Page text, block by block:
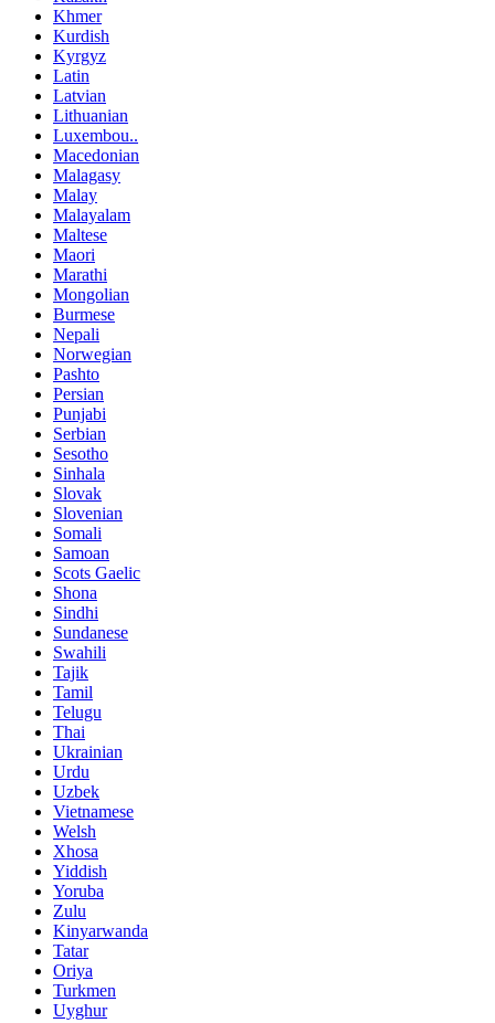
Khmer
Kurdish
Kyrgyz
Latin
Latvian
Lithuanian
Luxembou..
Macedonian
Malagasy
Malay
Malayalam
Maltese
Maori
Marathi
Mongolian
Burmese
Nepali
Norwegian
Pashto
Persian
Punjabi
Serbian
Sesotho
Sinhala
Slovak
Slovenian
Somali
Samoan
Scots Gaelic
Shona
Sindhi
Sundanese
Swahili
Tajik
Tamil
Telugu
Thai
Ukrainian
Urdu
Uzbek
Vietnamese
Welsh
Xhosa
Yiddish
Yoruba
Zulu
Kinyarwanda
Tatar
Oriya
Turkmen
Uyghur